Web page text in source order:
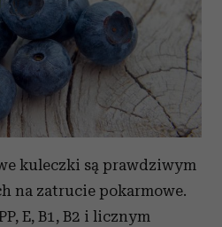
kuleczki są prawdziwym
na zatrucie pokarmowe.
E, B1, B2 i licznym